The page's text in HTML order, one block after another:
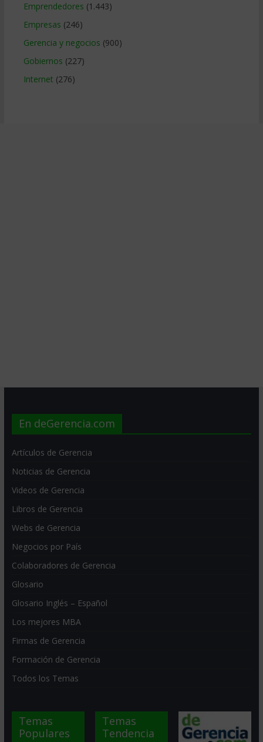
Emprendedores (1.443)
Empresas (246)
Gerencia y negocios (900)
Gobiernos (227)
Internet (276)
En deGerencia.com
Artículos de Gerencia
Noticias de Gerencia
Videos de Gerencia
Libros de Gerencia
Webs de Gerencia
Negocios por País
Colaboradores de Gerencia
Glosario
Glosario Inglés – Español
Los mejores MBA
Firmas de Gerencia
Formación de Gerencia
Todos los Temas
Temas
Populares
Temas
Tendencia